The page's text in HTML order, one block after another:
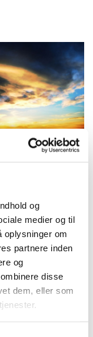
og
medier og til
oplysninger om
partnere inden
og
disse
dem, eller som